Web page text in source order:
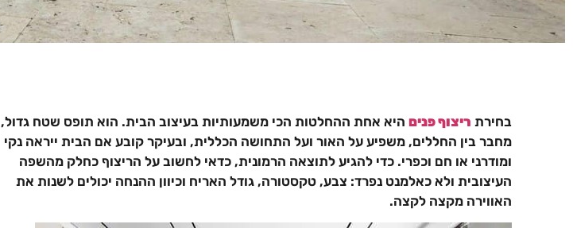
בחירת ריצוף פנים היא אחת ההחלטות הכי משמעותיות בעיצוב הבית. הוא תופס שטח גדול,
מחבר בין החללים, משפיע על האור ועל התחושה הכללית, ובעיקר קובע אם הבית ייראה נקי
ומודרני או חם וכפרי. כדי להגיע לתוצאה הרמונית, כדאי לחשוב על הריצוף כחלק מהשפה
העיצובית ולא כאלמנט נפרד: צבע, טקסטורה, גודל האריח וכיוון ההנחה יכולים לשנות את
האווירה מקצה לקצה.